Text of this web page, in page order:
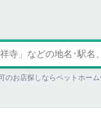
お店探しならペットホー